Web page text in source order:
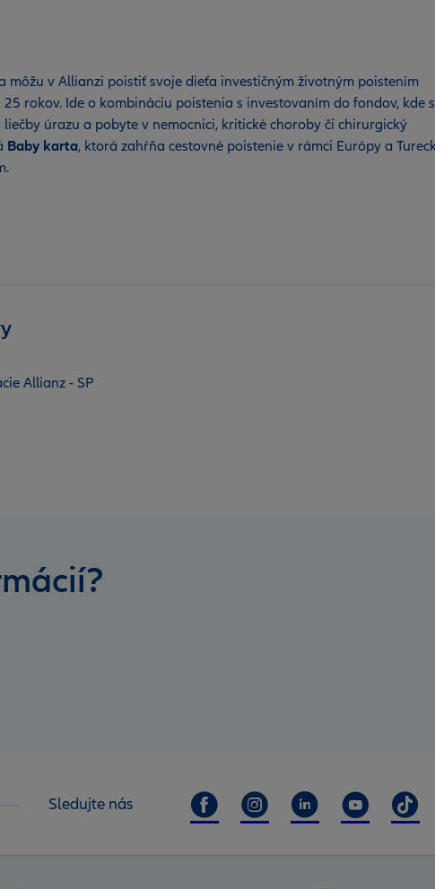
v Allianzi poistiť svoje dieťa investičným životným poistením
rokov. Ide o kombináciu poistenia s investovaním do fondov, kde
úrazu a pobyte v nemocnici, kritické choroby či chirurgický
Baby karta, ktorá zahŕňa cestovné poistenie v rámci Európy a
Allianz - SP
Sledujte nás